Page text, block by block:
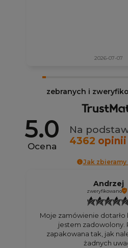
2026-07-07
zebranych i
5.0
Ocena
Na
4362 opinii
Jak
Andrzej
zweryfikowano
Moje zamówienie dotarło
jestem zadowolony.
zapakowana tak, jak
żadnych